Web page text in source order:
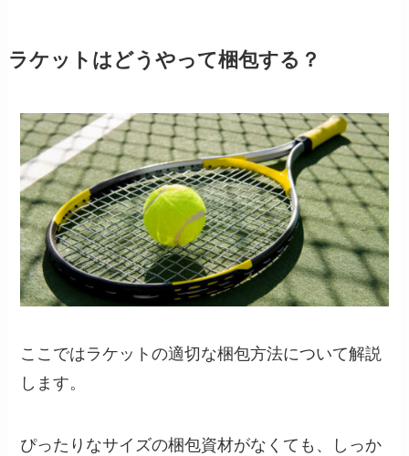
ラケットはどうやって梱包する？
ここではラケットの適切な梱包方法について解説
します。
ぴったりなサイズの梱包資材がなくても、しっか